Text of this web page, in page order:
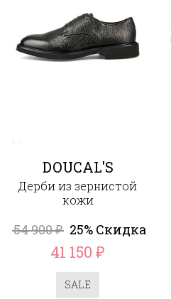
DOUCAL'S
Дерби из зернистой
кожи
54 900₽ 25% Скидка
41 150₽
SALE